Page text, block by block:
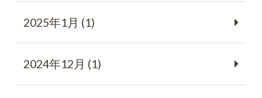
2025年1月 (1)
2024年12月 (1)